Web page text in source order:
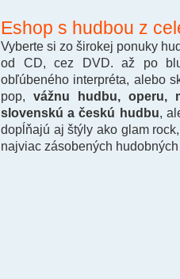
Eshop s hudbou z
Vyberte si zo širokej ponuky
od CD, cez DVD. až po
obľúbeného interpréta, alebo
pop, vážnu hudbu, operu,
slovenskú a českú hudbu ,
dopĺňajú aj štýly ako glam
najviac zásobených